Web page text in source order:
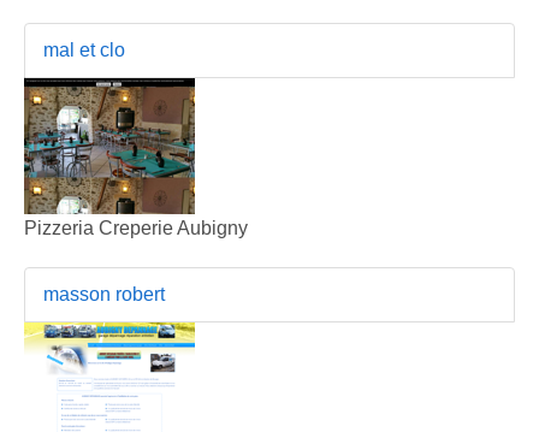
mal et clo
Pizzeria Creperie Aubigny
masson robert